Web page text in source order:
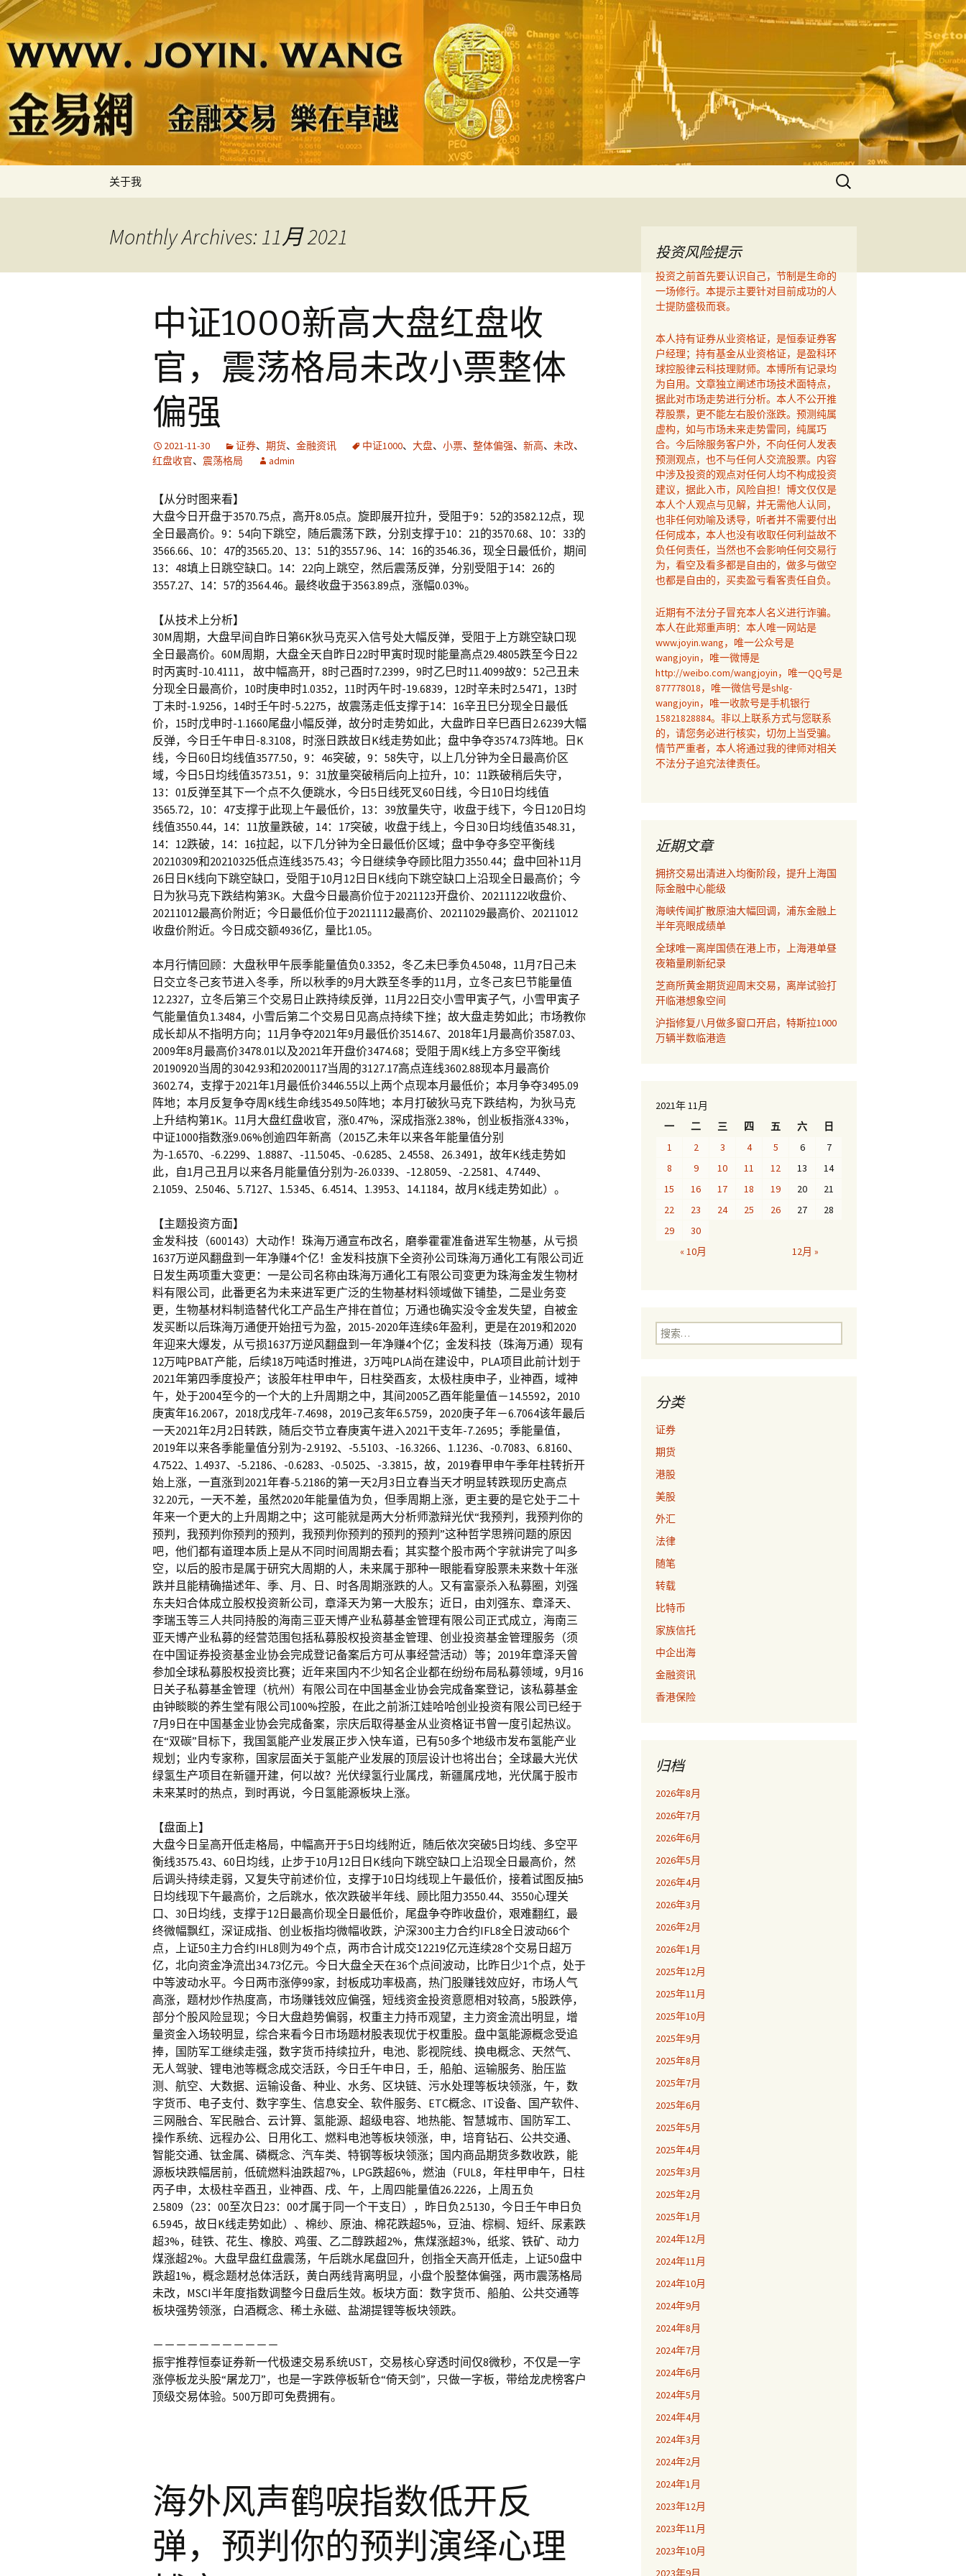
金易网 ｜ 精确严谨比较多空，联衡辨析把握
节奏，计算－－为了无法计算的价值！
金易网
Skip
关于我
搜
索：
Monthly Archives: 11月 2021
中证1000新高大盘红盘收
官，震荡格局未改小票整体
偏强
2021-11-30 证券、 期货、 金融资讯 中证1000、 大盘、 小票、 整体偏强、 新高、 未改、
红盘收官、 震荡格局 admin
【从分时图来看】
大盘今日开盘于3570.75点，高开8.05点。旋即展开拉升，受阻于9：52的3582.12点，现
全日最高价。9：54向下跳空，随后震荡下跌，分别支撑于10：21的3570.68、10：33的
3566.66、10：47的3565.20、13：51的3557.96、14：16的3546.36，现全日最低价，期间
13：48填上日跳空缺口。14：22向上跳空，然后震荡反弹，分别受阻于14：26的
3557.27、14：57的3564.46。最终收盘于3563.89点，涨幅0.03%。
【从技术上分析】
30M周期，大盘早间自昨日第6K狄马克买入信号处大幅反弹，受阻于上方跳空缺口现
全日最高价。60M周期，大盘全天自昨日22时甲寅时现时能量高点29.4805跌至今日22
时丙寅时-10.4111， 故中幅高开，8时己酉时7.2399，9时乙巳时11.4099故9：52己丑未
分现全日最高价，10时庚申时1.0352，11时丙午时-19.6839，12时辛未时2.5471，13时
丁未时-1.9256，14时壬午时-5.2275，故震荡走低支撑于14：16辛丑巳分现全日最低
价，15时戊申时-1.1660尾盘小幅反弹，故分时走势如此，大盘昨日辛巳酉日2.6239大幅
反弹，今日壬午申日-8.3108，时涨日跌故日K线走势如此；盘中争夺3574.73阵地。日K
线，今日60日均线值3577.50，9：46突破，9：58失守，以上几分钟为全日最高价区
域，今日5日均线值3573.51，9：31放量突破稍后向上拉升，10：11跌破稍后失守，
13：01反弹至其下一个点不久便跳水，今日5日线死叉60日线，今日10日均线值
3565.72，10：47支撑于此现上午最低价，13：39放量失守，收盘于线下，今日120日均
线值3550.44，14：11放量跌破，14：17突破，收盘于线上，今日30日均线值3548.31，
14：12跌破，14：16拉起，以下几分钟为全日最低价区域；盘中争夺多空平衡线
20210309和20210325低点连线3575.43；今日继续争夺顾比阻力3550.44；盘中回补11月
26日日K线向下跳空缺口，受阻于10月12日日K线向下跳空缺口上沿现全日最高价；今
日为狄马克下跌结构第3K。大盘今日最高价位于2021123开盘价、20211122收盘价、
20211012最高价附近；今日最低价位于20211112最高价、20211029最高价、20211012
收盘价附近。今日成交额4936亿，量比1.05。
本月行情回顾：大盘秋甲午辰季能量值负0.3352，冬乙未巳季负4.5048，11月7日己未
日交立冬己亥节进入冬季，所以秋季的9月大跌至冬季的11月，立冬己亥巳节能量值
12.2327，立冬后第三个交易日止跌持续反弹，11月22日交小雪甲寅子气，小雪甲寅子
气能量值负1.3484，小雪后第二个交易日见高点持续下挫；故大盘走势如此；市场教你
成长却从不指明方向；11月争夺2021年9月最低价3514.67、2018年1月最高价3587.03、
2009年8月最高价3478.01以及2021年开盘价3474.68；受阻于周K线上方多空平衡线
20190920当周的3042.93和20200117当周的3127.17高点连线3602.88现本月最高价
3602.74，支撑于2021年1月最低价3446.55以上两个点现本月最低价；本月争夺3495.09
阵地；本月反复争夺周K线生命线3549.50阵地；本月打破狄马克下跌结构，为狄马克
上升结构第1K。11月大盘红盘收官，涨0.47%，深成指涨2.38%，创业板指涨4.33%，
中证1000指数涨9.06%创逾四年新高（2015乙未年以来各年能量值分别
为-1.6570、-6.2299、1.8887、-11.5045、-0.6285、2.4558、26.3491，故年K线走势如
此，自1月己丑月以来各月能量值分别为-26.0339、-12.8059、-2.2581、4.7449、
2.1059、2.5046、5.7127、1.5345、6.4514、1.3953、14.1184，故月K线走势如此）。
【主题投资方面】
金发科技（600143）大动作！珠海万通宣布改名，磨拳霍霍准备进军生物基，从亏损
1637万逆风翻盘到一年净赚4个亿！金发科技旗下全资孙公司珠海万通化工有限公司近
日发生两项重大变更：一是公司名称由珠海万通化工有限公司变更为珠海金发生物材
料有限公司，此番更名为未来进军更广泛的生物基材料领域做下铺垫，二是业务变
更，生物基材料制造替代化工产品生产排在首位；万通也确实没令金发失望，自被金
发买断以后珠海万通便开始扭亏为盈，2015-2020年连续6年盈利，更是在2019和2020
年迎来大爆发，从亏损1637万逆风翻盘到一年净赚4个亿；金发科技（珠海万通）现有
12万吨PBAT产能，后续18万吨适时推进，3万吨PLA尚在建设中，PLA项目此前计划于
2021年第四季度投产；该股年柱甲申午，日柱癸酉亥，太极柱庚申子，业神酉，域神
午，处于2004至今的一个大的上升周期之中，其间2005乙酉年能量值－14.5592，2010
庚寅年16.2067，2018戊戌年-7.4698，2019己亥年6.5759，2020庚子年－6.7064该年最后
一天2021年2月2日转跌，随后交节立春庚寅午进入2021干支年-7.2695；季能量值，
2019年以来各季能量值分别为-2.9192、-5.5103、-16.3266、1.1236、-0.7083、6.8160、
4.7522、1.4937、-5.2186、-0.6283、-0.5025、-3.3815，故，2019春甲申午季年柱转折开
始上涨，一直涨到2021年春-5.2186的第一天2月3日立春当天才明显转跌现历史高点
32.20元，一天不差，虽然2020年能量值为负，但季周期上涨，更主要的是它处于二十
年来一个更大的上升周期之中；这可能就是两大分析师激辩光伏“我预判，我预判你的
预判，我预判你预判的预判，我预判你预判的预判的预判”这种哲学思辨问题的原因
吧，他们都有道理本质上是从不同时间周期去看；其实整个股市两个字就讲完了叫多
空，以后的股市是属于研究大周期的人，未来属于那种一眼能看穿股票未来数十年涨
跌并且能精确描述年、季、月、日、时各周期涨跌的人。又有富豪杀入私募圈，刘强
东夫妇合体成立股权投资新公司，章泽天为第一大股东；近日，由刘强东、章泽天、
李瑞玉等三人共同持股的海南三亚天博产业私募基金管理有限公司正式成立，海南三
亚天博产业私募的经营范围包括私募股权投资基金管理、创业投资基金管理服务（须
在中国证券投资基金业协会完成登记备案后方可从事经营活动）等；2019年章泽天曾
参加全球私募股权投资比赛；近年来国内不少知名企业都在纷纷布局私募领域，9月16
日关子私募基金管理（杭州）有限公司在中国基金业协会完成备案登记，该私募基金
由钟睒睒的养生堂有限公司100%控股，在此之前浙江娃哈哈创业投资有限公司已经于
7月9日在中国基金业协会完成备案，宗庆后取得基金从业资格证书曾一度引起热议。
在“双碳”目标下，我国氢能产业发展正步入快车道，已有50多个地级市发布氢能产业
规划；业内专家称，国家层面关于氢能产业发展的顶层设计也将出台；全球最大光伏
绿氢生产项目在新疆开建，何以故？光伏绿氢行业属戌，新疆属戌地，光伏属于股市
未来某时的热点，到时再说，今日氢能源板块上涨。
【盘面上】
大盘今日呈高开低走格局，中幅高开于5日均线附近，随后依次突破5日均线、多空平
衡线3575.43、60日均线，止步于10月12日日K线向下跳空缺口上沿现全日最高价，然
后调头持续走弱，又复失守前述价位，支撑于10日均线现上午最低价，接着试图反抽5
日均线现下午最高价，之后跳水，依次跌破半年线、顾比阻力3550.44、3550心理关
口、30日均线，支撑于12日最高价现全日最低价，尾盘争夺昨收盘价，艰难翻红，最
终微幅飘红，深证成指、创业板指均微幅收跌，沪深300主力合约IFL8全日波动66个
点，上证50主力合约IHL8则为49个点，两市合计成交12219亿元连续28个交易日超万
亿，北向资金净流出34.73亿元。今日大盘全天在36个点间波动，比昨日少1个点，处于
中等波动水平。今日两市涨停99家，封板成功率极高，热门股赚钱效应好，市场人气
高涨，题材炒作热度高，市场赚钱效应偏强，短线资金投资意愿相对较高，5股跌停，
部分个股风险显现；今日大盘趋势偏弱，权重主力持币观望，主力资金流出明显，增
量资金入场较明显，综合来看今日市场题材股表现优于权重股。盘中氢能源概念受追
捧，国防军工继续走强，数字货币持续拉升，电池、影视院线、换电概念、天然气、
无人驾驶、锂电池等概念成交活跃，今日壬午申日，壬，船舶、运输服务、胎压监
测、航空、大数据、运输设备、种业、水务、区块链、污水处理等板块领涨，午，数
字货币、电子支付、数字孪生、信息安全、软件服务、ETC概念、IT设备、国产软件、
三网融合、军民融合、云计算、氢能源、超级电容、地热能、智慧城市、国防军工、
操作系统、远程办公、日用化工、燃料电池等板块领涨，申，培育钻石、公共交通、
智能交通、钛金属、磷概念、汽车类、特钢等板块领涨；国内商品期货多数收跌，能
源板块跌幅居前，低硫燃料油跌超7%，LPG跌超6%，燃油（FUL8，年柱甲申午，日柱
丙子申，太极柱辛酉丑，业神酉、戌、午，上周四能量值26.2226，上周五负
2.5809（23：00至次日23：00才属于同一个干支日），昨日负2.5130，今日壬午申日负
6.5945，故日K线走势如此）、棉纱、原油、棉花跌超5%，豆油、棕榈、短纤、尿素跌
超3%，硅铁、花生、橡胶、鸡蛋、乙二醇跌超2%，焦煤涨超3%，纸浆、铁矿、动力
煤涨超2%。大盘早盘红盘震荡，午后跳水尾盘回升，创指全天高开低走，上证50盘中
跌超1%，概念题材总体活跃，黄白两线背离明显，小盘个股整体偏强，两市震荡格局
未改，MSCI半年度指数调整今日盘后生效。板块方面：数字货币、船舶、公共交通等
板块强势领涨，白酒概念、稀土永磁、盐湖提锂等板块领跌。
－－－－－－－－－－－
振宇推荐恒泰证券新一代极速交易系统UST，交易核心穿透时间仅8微秒，不仅是一字
涨停板龙头股“屠龙刀”，也是一字跌停板斩仓“倚天剑”，只做一字板，带给龙虎榜客户
顶级交易体验。500万即可免费拥有。
海外风声鹤唳指数低开反
弹，预判你的预判演绎心理
投资风险提示
投资之前首先要认识自己，节制是生命的
一场修行。本提示主要针对目前成功的人
士提防盛极而衰。
本人持有证券从业资格证，是恒泰证券客
户经理；持有基金从业资格证，是盈科环
球控股律云科技理财师。本博所有记录均
为自用。文章独立阐述市场技术面特点，
据此对市场走势进行分析。本人不公开推
荐股票，更不能左右股价涨跌。预测纯属
虚构，如与市场未来走势雷同，纯属巧
合。今后除服务客户外，不向任何人发表
预测观点，也不与任何人交流股票。内容
中涉及投资的观点对任何人均不构成投资
建议，据此入市，风险自担！博文仅仅是
本人个人观点与见解，并无需他人认同，
也非任何劝喻及诱导，听者并不需要付出
任何成本，本人也没有收取任何利益故不
负任何责任，当然也不会影响任何交易行
为，看空及看多都是自由的，做多与做空
也都是自由的，买卖盈亏看客责任自负。
近期有不法分子冒充本人名义进行诈骗。
本人在此郑重声明：本人唯一网站是
www.joyin.wang，唯一公众号是
wangjoyin，唯一微博是
http://weibo.com/wangjoyin，唯一QQ号是
877778018，唯一微信号是shlg-
wangjoyin，唯一收款号是手机银行
15821828884。非以上联系方式与您联系
的，请您务必进行核实，切勿上当受骗。
情节严重者，本人将通过我的律师对相关
不法分子追究法律责任。
近期文章
拥挤交易出清进入均衡阶段，提升上海国
际金融中心能级
海峡传闻扩散原油大幅回调，浦东金融上
半年亮眼成绩单
全球唯一离岸国债在港上市，上海港单昼
夜箱量刷新纪录
芝商所黄金期货迎周末交易，离岸试验打
开临港想象空间
沪指修复八月做多窗口开启，特斯拉1000
万辆半数临港造
2021年 11月
一
二 三 四 五 六
日
1
2 3 4 5 6
7
8
9 10 11 12 13
14
15
16 17 18 19 20
21
22
23 24 25 26 27
28
29
30
« 10月
12月 »
搜
索：
分类
证券
期货
港股
美股
外汇
法律
随笔
转载
比特币
家族信托
中企出海
金融资讯
香港保险
归档
2026年8月
2026年7月
2026年6月
2026年5月
2026年4月
2026年3月
2026年2月
2026年1月
2025年12月
2025年11月
2025年10月
2025年9月
2025年8月
2025年7月
2025年6月
2025年5月
2025年4月
2025年3月
2025年2月
2025年1月
2024年12月
2024年11月
2024年10月
2024年9月
2024年8月
2024年7月
2024年6月
2024年5月
2024年4月
2024年3月
2024年2月
2024年1月
2023年12月
2023年11月
2023年10月
2023年9月